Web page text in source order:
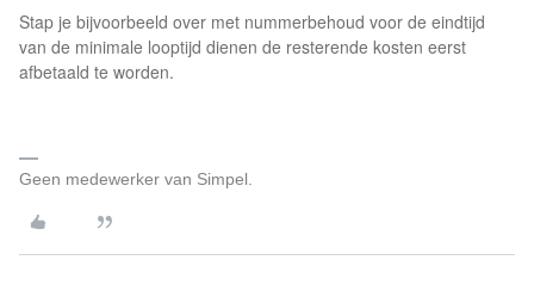
Stap je bijvoorbeeld over met nummerbehoud voor de eindtijd
van de minimale looptijd dienen de resterende kosten eerst
afbetaald te worden.
Geen medewerker van Simpel.